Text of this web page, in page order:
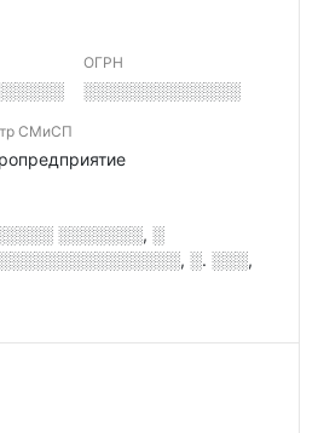
ОГРН
░░░░░░░░░░░░░
СМиСП
░░░░░░░, ░
░. ░░░,